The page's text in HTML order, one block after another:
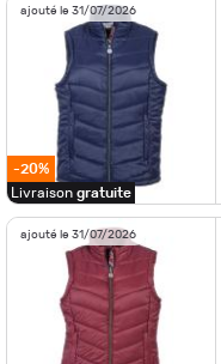
ajouté le 31/07/2026
-20%
Livraison gratuite
ajouté le 31/07/2026